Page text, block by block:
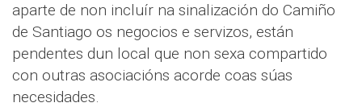
aparte de non incluír na sinalización do Camiño
de Santiago os negocios e servizos, están
pendentes dun local que non sexa compartido
con outras asociacións acorde coas súas
necesidades.